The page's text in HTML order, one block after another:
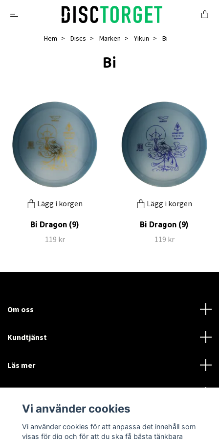
Hem Discs Märken Yikun Bi
Bi
Lägg i korgen
Bi Dragon (9)
119 kr
Lägg i korgen
Bi Dragon (9)
119 kr
Om oss
Kundtjänst
Läs mer
Language Currency
Vi använder cookies
Vi använder cookies för att anpassa det innehåll som
visas för dig och för att du ska få bästa tänkbara